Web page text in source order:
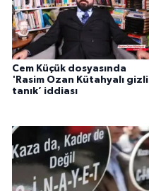
Cem Küçük dosyasında
'Rasim Ozan Kütahyalı gizli
tanık’ iddiası